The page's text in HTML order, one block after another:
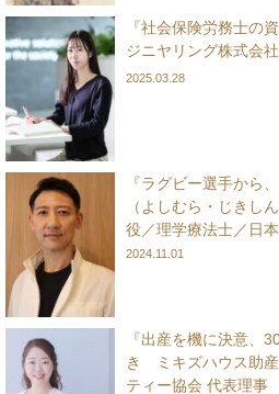
『社会保険労務士の
ジニヤリング株式会社
2025.03.28
『ラグビー選手から
（よしむら・じきし
役／理学療法士／日
ックトレーナー
2024.11.01
『出産を機に決意、
き ミキズハウス助
ティー協会 代表理事